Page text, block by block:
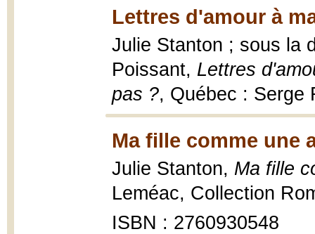
Lettres d'amour à
Julie Stanton ; sous la
Poissant, Lettres
pas ?, Québec : Serge
Ma fille comme une
Julie Stanton, Ma fille
Leméac, Collection
ISBN : 2760930548